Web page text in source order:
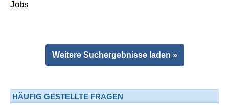
Weitere Suchergebnisse laden »
HÄUFIG GESTELLTE FRAGEN